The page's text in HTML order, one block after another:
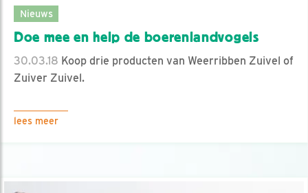
Nieuws
Doe mee en help de boerenlandvogels
30.03.18 Koop drie producten van Weerribben Zuivel of
Zuiver Zuivel.
lees meer